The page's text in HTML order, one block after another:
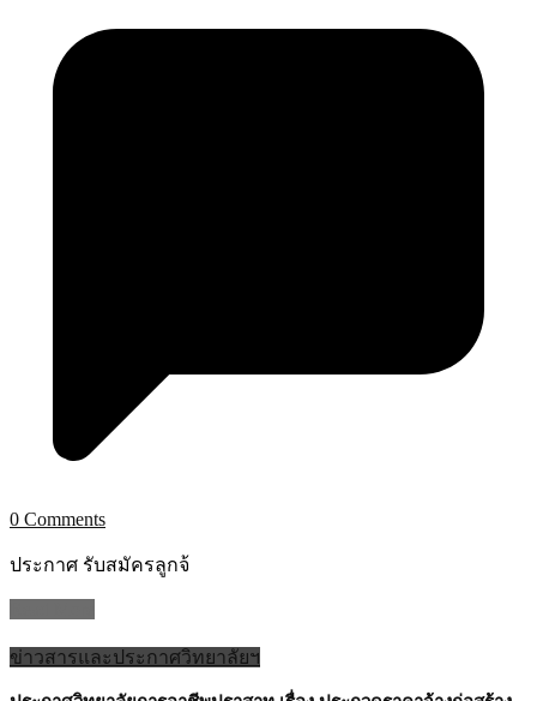
0 Comments
ประกาศ รับสมัครลูกจ้
ข่าวสารและประกาศวิทยาลัยฯ